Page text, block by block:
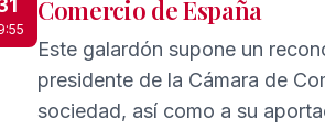
Comercio de España
Este galardón supone un
presidente de la Cámara de
sociedad, así como a su